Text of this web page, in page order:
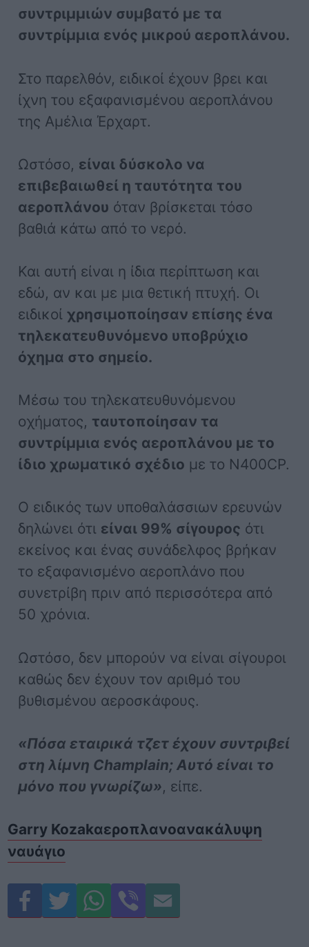
συντριμμιών συμβατό με τα
συντρίμμια ενός μικρού αεροπλάνου.
Στο παρελθόν, ειδικοί έχουν βρει και
ίχνη του εξαφανισμένου αεροπλάνου
της Αμέλια Έρχαρτ.
Ωστόσο, είναι δύσκολο να
επιβεβαιωθεί η ταυτότητα του
αεροπλάνου όταν βρίσκεται τόσο
βαθιά κάτω από το νερό.
Και αυτή είναι η ίδια περίπτωση και
εδώ, αν και με μια θετική πτυχή. Οι
ειδικοίχρησιμοποίησαν επίσης ένα
τηλεκατευθυνόμενο υποβρύχιο
όχημα στο σημείο.
Μέσω του τηλεκατευθυνόμενου
οχήματος, ταυτοποίησαν τα
συντρίμμια ενός αεροπλάνου με το
ίδιο χρωματικό σχέδιο με το N400CP.
Ο ειδικός των υποθαλάσσιων ερευνών
δηλώνει ότι είναι 99% σίγουρος ότι
εκείνος και ένας συνάδελφος βρήκαν
το εξαφανισμένο αεροπλάνο που
συνετρίβη πριν από περισσότερα από
50 χρόνια.
Ωστόσο, δεν μπορούν να είναι σίγουροι
καθώς δεν έχουν τον αριθμό του
βυθισμένου αεροσκάφους.
«Πόσα εταιρικά τζετ έχουν συντριβεί
στη λίμνη Champlain; Αυτό είναι το
μόνο που γνωρίζω», είπε.
Garry Kozakαεροπλανοανακάλυψη
ναυάγιο